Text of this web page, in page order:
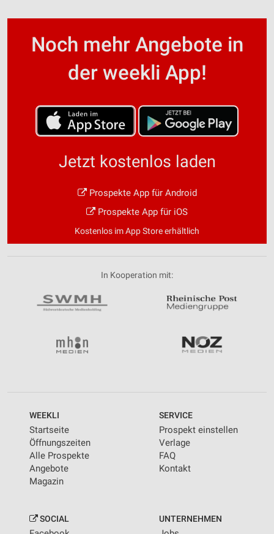
Noch mehr Angebote in
der weekli App!
Jetzt kostenlos laden
Prospekte App für Android
Prospekte App für iOS
Kostenlos im App Store erhältlich
In Kooperation mit:
WEEKLI
Startseite
Öffnungszeiten
Alle Prospekte
Angebote
Magazin
SERVICE
Prospekt einstellen
Verlage
FAQ
Kontakt
SOCIAL UNTERNEHMEN